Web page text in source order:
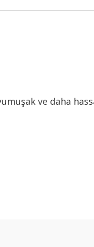
ve daha